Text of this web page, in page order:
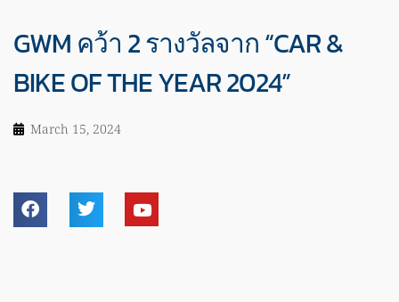
GWM คว้า 2 รางวัลจาก “CAR &
BIKE OF THE YEAR 2024”
March 15, 2024